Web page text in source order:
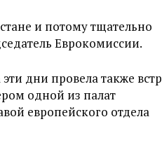
и потому тщательно
Еврокомиссии.
дни провела также
одной из палат
европейского отдела